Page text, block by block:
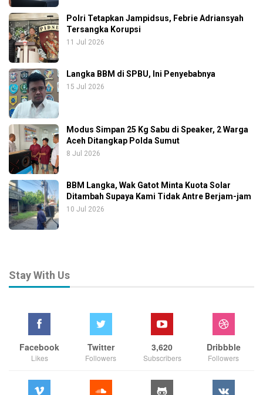
Polri Tetapkan Jampidsus, Febrie Adriansyah
Tersangka Korupsi
11 Jul 2026
Langka BBM di SPBU, Ini Penyebabnya
15 Jul 2026
Modus Simpan 25 Kg Sabu di Speaker, 2 Warga
Aceh Ditangkap Polda Sumut
8 Jul 2026
BBM Langka, Wak Gatot Minta Kuota Solar
Ditambah Supaya Kami Tidak Antre Berjam-jam
10 Jul 2026
Stay With Us
Facebook
Likes
Twitter
Followers
3,620
Subscribers
Dribbble
Followers